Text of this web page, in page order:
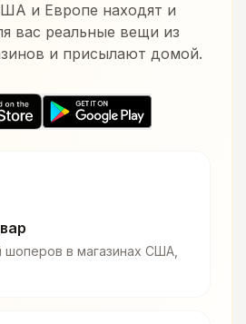
и Европе находят и
вас реальные вещи из
и присылают домой.
шоперов в магазинах США,